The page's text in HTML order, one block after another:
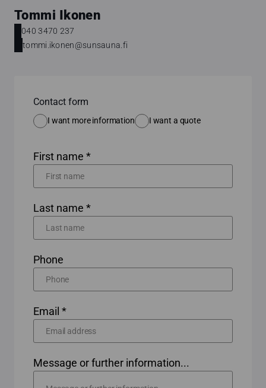
Tommi Ikonen
040 3470 237
tommi.ikonen@sunsauna.fi
Contact form
I want more information I want a quote
First name *
Last name *
Phone
Email *
Message or further information...